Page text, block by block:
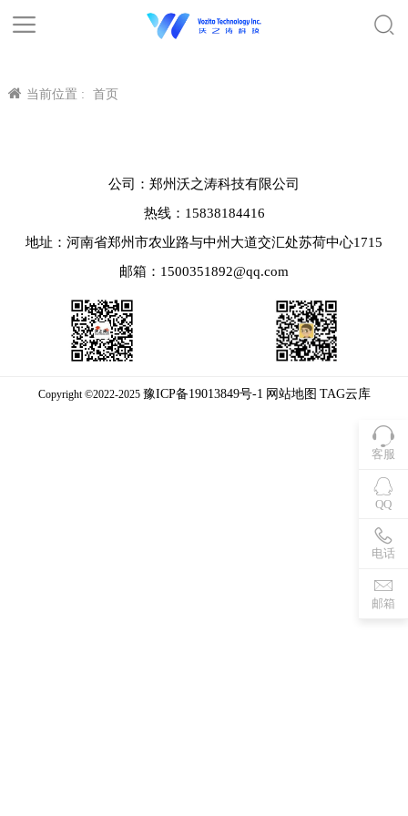
当前位置 : 首页
客服
QQ
电话
邮箱
公司：郑州沃之涛科技有限公司
热线：15838184416
地址：河南省郑州市农业路与中州大道交汇处苏荷中心1715
邮箱：1500351892@qq.com
Copyright ©2022-2025 豫ICP备19013849号-1 网站地图 TAG云库